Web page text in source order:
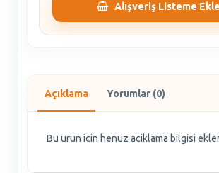
Alışveriş Listeme Ekle
Açıklama Yorumlar (0)
Bu urun icin henuz aciklama bilgisi